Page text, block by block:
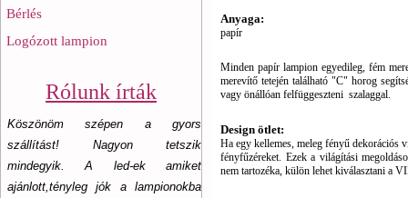
Bérlés
Logózott lampion
Rólunk írták
Köszönöm szépen a gyors
szállítást! Nagyon tetszik
mindegyik. A led-ek amiket
ajánlott,tényleg jók a lampionokba
Anyaga:
papír
Minden papír lampion egyedileg, fém
merevítő tetején található "C" horog
vagy önállóan felfüggeszteni szalaggal.
Design ötlet:
Ha egy kellemes, meleg fényű dekorációs
fényfűzéreket. Ezek a világítási
nem tartozéka, külön lehet kiválasztani a